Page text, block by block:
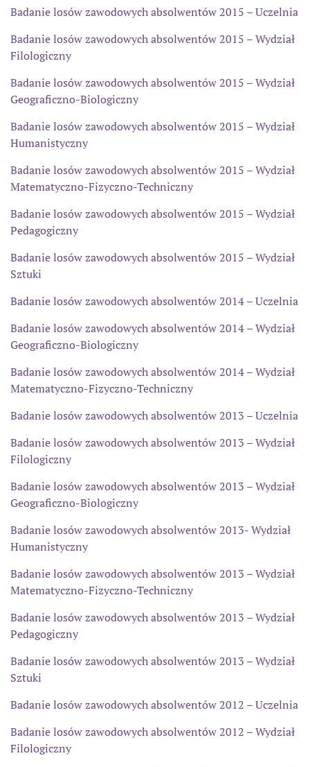
Badanie losów zawodowych absolwentów 2015 – Uczelnia
Badanie losów zawodowych absolwentów 2015 – Wydział
Filologiczny
Badanie losów zawodowych absolwentów 2015 – Wydział
Geograficzno-Biologiczny
Badanie losów zawodowych absolwentów 2015 – Wydział
Humanistyczny
Badanie losów zawodowych absolwentów 2015 – Wydział
Matematyczno-Fizyczno-Techniczny
Badanie losów zawodowych absolwentów 2015 – Wydział
Pedagogiczny
Badanie losów zawodowych absolwentów 2015 – Wydział
Sztuki
Badanie losów zawodowych absolwentów 2014 – Uczelnia
Badanie losów zawodowych absolwentów 2014 – Wydział
Geograficzno-Biologiczny
Badanie losów zawodowych absolwentów 2014 – Wydział
Matematyczno-Fizyczno-Techniczny
Badanie losów zawodowych absolwentów 2013 – Uczelnia
Badanie losów zawodowych absolwentów 2013 – Wydział
Filologiczny
Badanie losów zawodowych absolwentów 2013 – Wydział
Geograficzno-Biologiczny
Badanie losów zawodowych absolwentów 2013- Wydział
Humanistyczny
Badanie losów zawodowych absolwentów 2013 – Wydział
Matematyczno-Fizyczno-Techniczny
Badanie losów zawodowych absolwentów 2013 – Wydział
Pedagogiczny
Badanie losów zawodowych absolwentów 2013 – Wydział
Sztuki
Badanie losów zawodowych absolwentów 2012 – Uczelnia
Badanie losów zawodowych absolwentów 2012 – Wydział
Filologiczny